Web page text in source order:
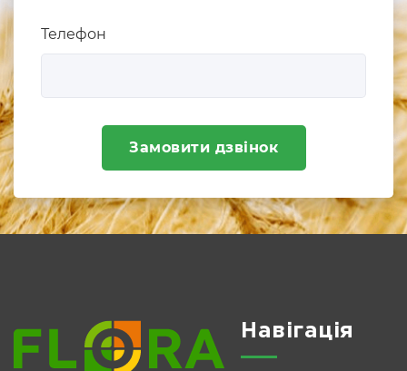
Телефон
Замовити дзвінок
Навігація